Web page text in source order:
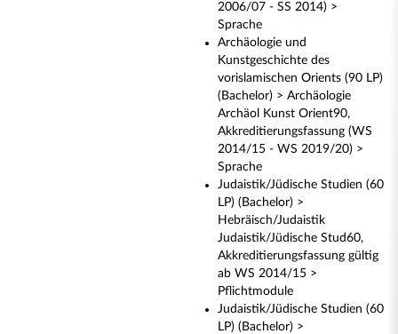
2006/07 - SS 2014) >
Sprache
Archäologie und
Kunstgeschichte des
vorislamischen Orients (90 LP)
(Bachelor) > Archäologie
Archäol Kunst Orient90,
Akkreditierungsfassung (WS
2014/15 - WS 2019/20) >
Sprache
Judaistik/Jüdische Studien (60
LP) (Bachelor) >
Hebräisch/Judaistik
Judaistik/Jüdische Stud60,
Akkreditierungsfassung gültig
ab WS 2014/15 >
Pflichtmodule
Judaistik/Jüdische Studien (60
LP) (Bachelor) >